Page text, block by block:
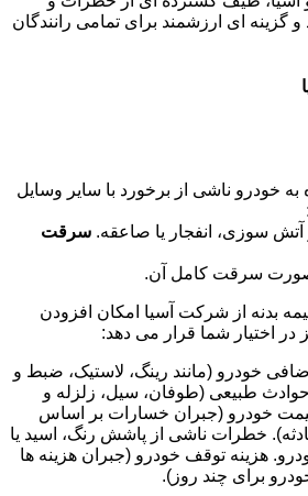
ای ارزشمند برای تمامی رانندگان
خودرو ناشی از برخورد با سایر وسایل
سوزی، انفجار یا صاعقه. سرقت
سرقت کامل آن.
بدنه از شرکت آسیا امکان افزودن
اختیار شما قرار می دهد:
خودرو (مانند رینگ، لاستیک، ضبط و
طبیعی (طوفان، سیل، زلزله و
خودرو (جبران خسارات بر اساس
خطرات ناشی از پاشش رنگ، اسید یا
هزینه توقف خودرو (جبران هزینه ها
برای چند روز).